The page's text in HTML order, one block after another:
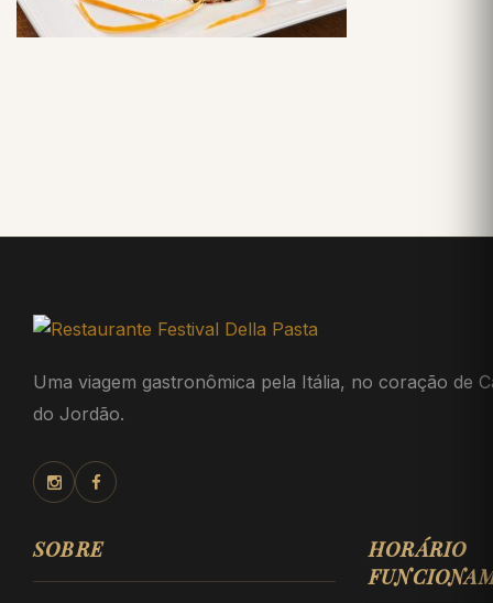
Uma viagem gastronômica pela Itália, no coração de
do Jordão.
SOBRE
HORÁRIO